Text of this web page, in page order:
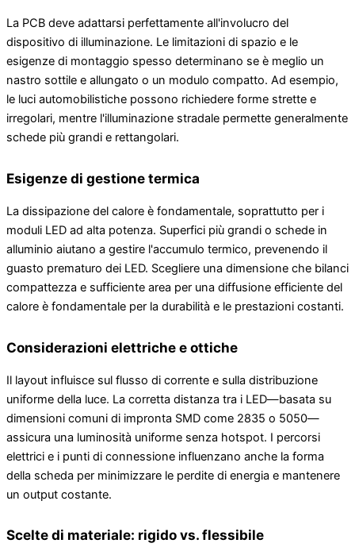
La PCB deve adattarsi perfettamente all'involucro del
dispositivo di illuminazione. Le limitazioni di spazio e le
esigenze di montaggio spesso determinano se è meglio un
nastro sottile e allungato o un modulo compatto. Ad esempio,
le luci automobilistiche possono richiedere forme strette e
irregolari, mentre l'illuminazione stradale permette generalmente
schede più grandi e rettangolari.
Esigenze di gestione termica
La dissipazione del calore è fondamentale, soprattutto per i
moduli LED ad alta potenza. Superfici più grandi o schede in
alluminio aiutano a gestire l'accumulo termico, prevenendo il
guasto prematuro dei LED. Scegliere una dimensione che bilanci
compattezza e sufficiente area per una diffusione efficiente del
calore è fondamentale per la durabilità e le prestazioni costanti.
Considerazioni elettriche e ottiche
Il layout influisce sul flusso di corrente e sulla distribuzione
uniforme della luce. La corretta distanza tra i LED—basata su
dimensioni comuni di impronta SMD come 2835 o 5050—
assicura una luminosità uniforme senza hotspot. I percorsi
elettrici e i punti di connessione influenzano anche la forma
della scheda per minimizzare le perdite di energia e mantenere
un output costante.
Scelte di materiale: rigido vs. flessibile